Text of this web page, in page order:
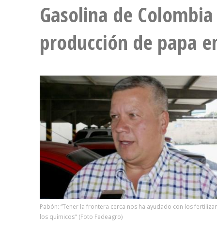
Gasolina de
producción de papa
Pabón: “Tener la frontera cerca nos ha ayudado con los
los químicos" (Foto Fedeagro)